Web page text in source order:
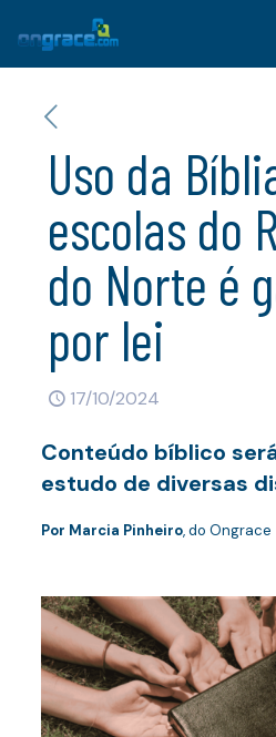
Uso da
escolas do
do Norte é
por lei
17/10/2024
Conteúdo bíblico
estudo de diversas
Por Marcia Pinheiro, do Ongrace